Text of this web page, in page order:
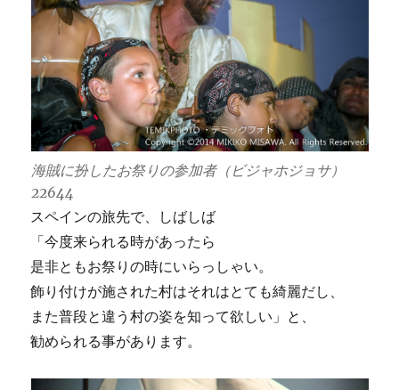
海賊に扮したお祭りの参加者（ビジャホジョサ）
22644
スペインの旅先で、しばしば
「今度来られる時があったら
是非ともお祭りの時にいらっしゃい。
飾り付けが施された村はそれはとても綺麗だし、
また普段と違う村の姿を知って欲しい」と、
勧められる事があります。